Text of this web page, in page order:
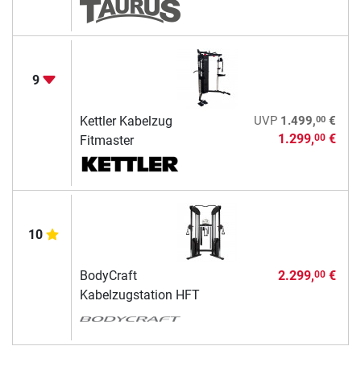
9
Kettler Kabelzug
Fitmaster
UVP 1.499,00€
1.299,00€
10
BodyCraft
Kabelzugstation HFT
2.299,00€